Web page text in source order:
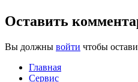
Оставить
Вы должны войти чтобы
Главная
Сервис